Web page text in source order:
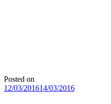
Posted on
12/03/201614/03/2016